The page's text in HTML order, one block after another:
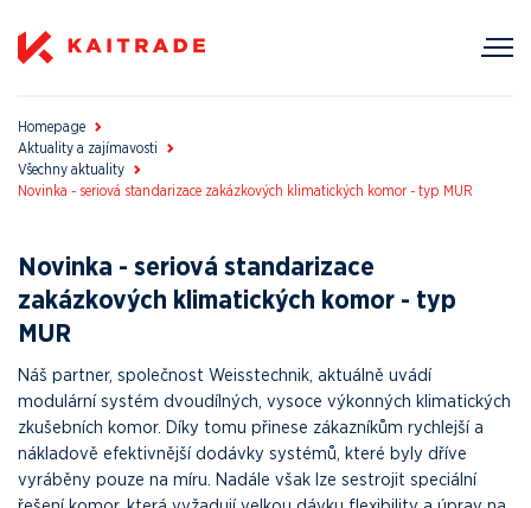
Homepage
Aktuality a zajímavosti
Všechny aktuality
Novinka - seriová standarizace zakázkových klimatických komor - typ MUR
Novinka - seriová standarizace
zakázkových klimatických komor - typ
MUR
Náš partner, společnost Weisstechnik, aktuálně uvádí
modulární systém dvoudílných, vysoce výkonných klimatických
zkušebních komor. Díky tomu přinese zákazníkům rychlejší a
nákladově efektivnější dodávky systémů, které byly dříve
vyráběny pouze na míru. Nadále však lze sestrojit speciální